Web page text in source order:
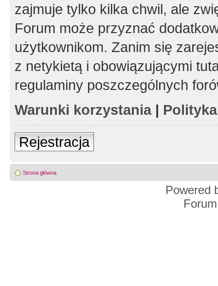
zajmuje tylko kilka chwil, ale
Forum może przyznać
użytkownikom. Zanim się
z netykietą i obowiązującymi
regulaminy poszczególnych
Warunki korzystania|
Rejestracja
Strona główna
Powered